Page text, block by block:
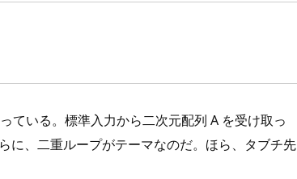
ている。標準入力から二次元配列 A を受け取っ
に、二重ループがテーマなのだ。ほら、タブチ先